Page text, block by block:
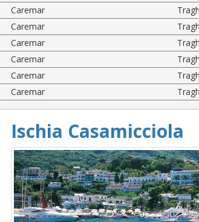
Caremar
Caremar
Caremar
Caremar
Caremar
Caremar
Ischia Casamicciola